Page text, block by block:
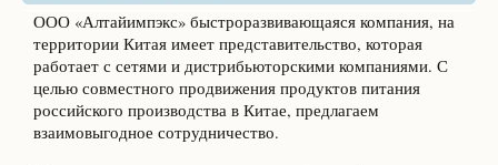
ООО «Алтайимпэкс» быстроразвивающаяся компания, на
территории Китая имеет представительство, которая
работает с сетями и дистрибьюторскими компаниями. С
целью совместного продвижения продуктов питания
российского производства в Китае, предлагаем
взаимовыгодное сотрудничество.